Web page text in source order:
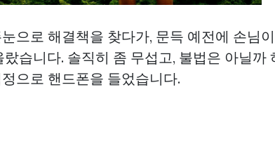
으로 해결책을 찾다가, 문득 예전에 손님
습니다. 솔직히 좀 무섭고, 불법은 아닐까
으로 핸드폰을 들었습니다.